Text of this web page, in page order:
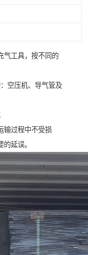
气工具，按不同的
空压机、导气管及
输过程中不受损
延误。